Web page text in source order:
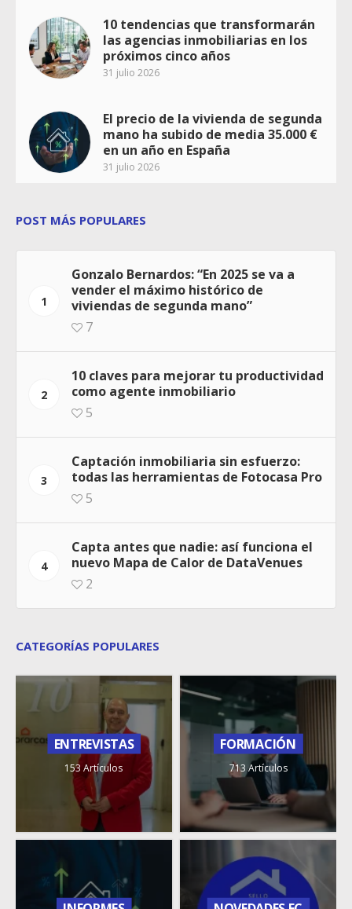
10 tendencias que transformarán
las agencias inmobiliarias en los
próximos cinco años
31 julio 2026
El precio de la vivienda de segunda
mano ha subido de media 35.000 €
en un año en España
31 julio 2026
POST MÁS POPULARES
1
Gonzalo Bernardos: “En 2025 se va a
vender el máximo histórico de
viviendas de segunda mano”
7
2
10 claves para mejorar tu productividad
como agente inmobiliario
5
3
Captación inmobiliaria sin esfuerzo:
todas las herramientas de Fotocasa Pro
5
4
Capta antes que nadie: así funciona el
nuevo Mapa de Calor de DataVenues
2
CATEGORÍAS POPULARES
ENTREVISTAS
153 Artículos
FORMACIÓN
713 Artículos